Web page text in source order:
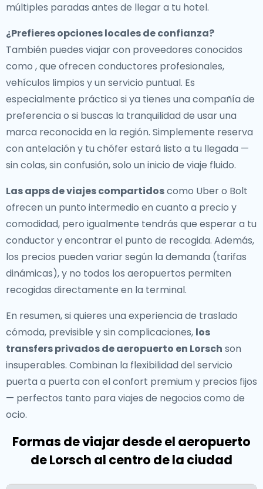
múltiples paradas antes de llegar a tu hotel.
¿Prefieres opciones locales de confianza?
También puedes viajar con proveedores conocidos
como , que ofrecen conductores profesionales,
vehículos limpios y un servicio puntual. Es
especialmente práctico si ya tienes una compañía de
preferencia o si buscas la tranquilidad de usar una
marca reconocida en la región. Simplemente reserva
con antelación y tu chófer estará listo a tu llegada —
sin colas, sin confusión, solo un inicio de viaje fluido.
Las apps de viajes compartidoscomo Uber o Bolt
ofrecen un punto intermedio en cuanto a precio y
comodidad, pero igualmente tendrás que esperar a tu
conductor y encontrar el punto de recogida. Además,
los precios pueden variar según la demanda (tarifas
dinámicas), y no todos los aeropuertos permiten
recogidas directamente en la terminal.
En resumen, si quieres una experiencia de traslado
cómoda, previsible y sin complicaciones, los
transfers privados de aeropuerto en Lorsch son
insuperables. Combinan la flexibilidad del servicio
puerta a puerta con el confort premium y precios fijos
— perfectos tanto para viajes de negocios como de
ocio.
Formas de viajar desde el aeropuerto
de Lorsch al centro de la ciudad